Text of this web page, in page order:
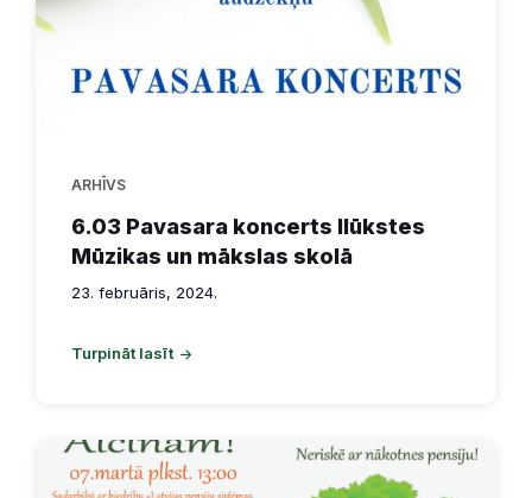
ARHĪVS
6.03 Pavasara koncerts Ilūkstes
Mūzikas un mākslas skolā
23. februāris, 2024.
Turpināt lasīt